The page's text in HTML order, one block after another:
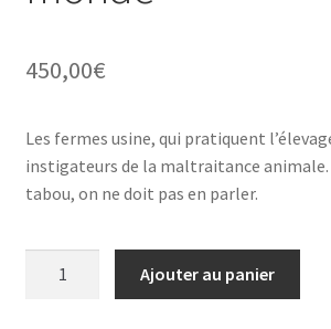
450,00€
Les fermes usine, qui pratiquent
instigateurs de la maltraitance animale.
tabou, on ne doit pas en parler.
Ajouter au panier